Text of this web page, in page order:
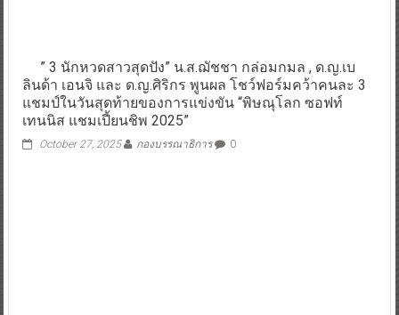
” 3 นักหวดสาวสุดปัง” น.ส.ฌัชชา กล่อมกมล , ด.ญ.เบ
ลินด้า เอนจิ และ ด.ญ.ศิริกร พูนผล โชว์ฟอร์มคว้าคนละ 3
แชมป์ในวันสุดท้ายของการแข่งขัน “พิษณุโลก ซอฟท์
เทนนิส แชมเปี้ยนชิพ 2025”
October 27, 2025 กองบรรณาธิการ 0